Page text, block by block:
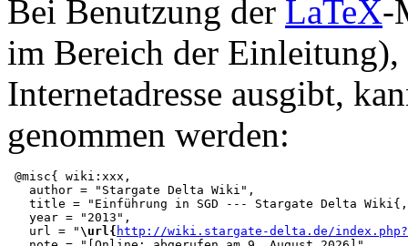
Bei Benutzung der LaTeX-
im Bereich der Einleitung),
Internetadresse ausgibt,
genommen werden:
@misc{ wiki:xxx,
   author = "Stargate Delta Wiki",
title = "Einführung in SGD --- Stargate Delta
   year = "2013",
   url = "
\url{ http://wiki.stargate-delta.de/